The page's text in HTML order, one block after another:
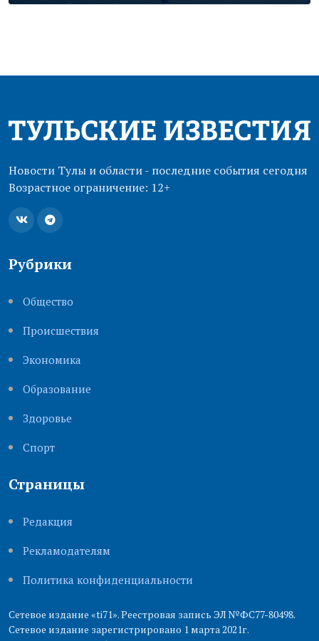
Новости Тулы и области - последние события сегодня
Возрастное ограничение: 12+
Рубрики
Общество
Происшествия
Экономика
Образование
Здоровье
Cпорт
Страницы
Редакция
Рекламодателям
Политика конфиденциальности
Сетевое издание «ti71». Реестровая запись ЭЛ №ФС77-80498.
Сетевое издание зарегистрировано 1 марта 2021г.